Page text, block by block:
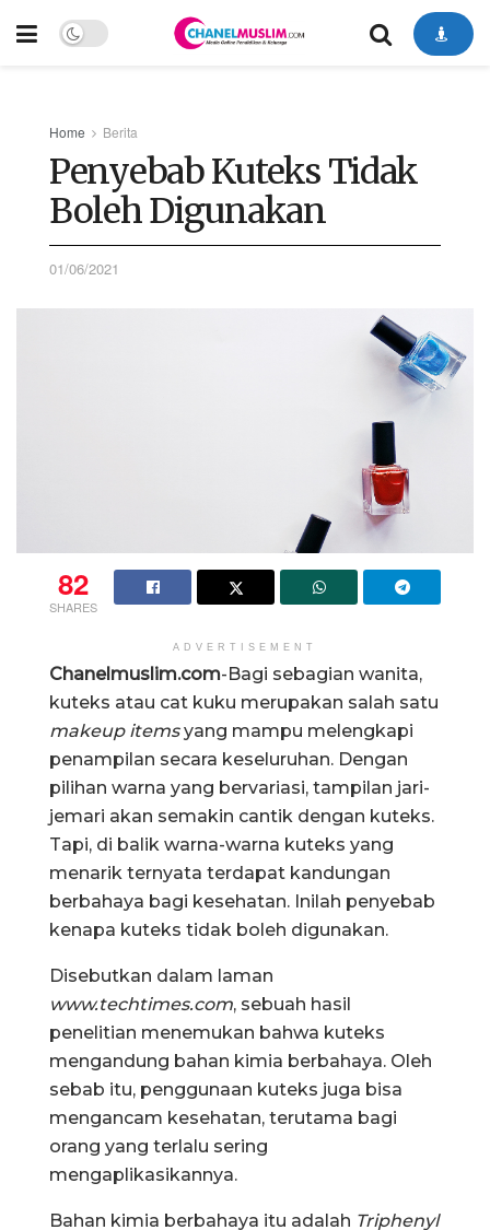
Home Berita
Penyebab Kuteks Tidak
Boleh Digunakan
01/06/2021
82
SHARES
ADVERTISEMENT
Chanelmuslim.com-Bagi sebagian wanita,
kuteks atau cat kuku merupakan salah satu
makeup itemsyang mampu melengkapi
penampilan secara keseluruhan. Dengan
pilihan warna yang bervariasi, tampilan jari-
jemari akan semakin cantik dengan kuteks.
Tapi, di balik warna-warna kuteks yang
menarik ternyata terdapat kandungan
berbahaya bagi kesehatan. Inilah penyebab
kenapa kuteks tidak boleh digunakan.
Disebutkan dalam laman
www.techtimes.com, sebuah hasil
penelitian menemukan bahwa kuteks
mengandung bahan kimia berbahaya. Oleh
sebab itu, penggunaan kuteks juga bisa
mengancam kesehatan, terutama bagi
orang yang terlalu sering
mengaplikasikannya.
Bahan kimia berbahaya itu adalah Triphenyl